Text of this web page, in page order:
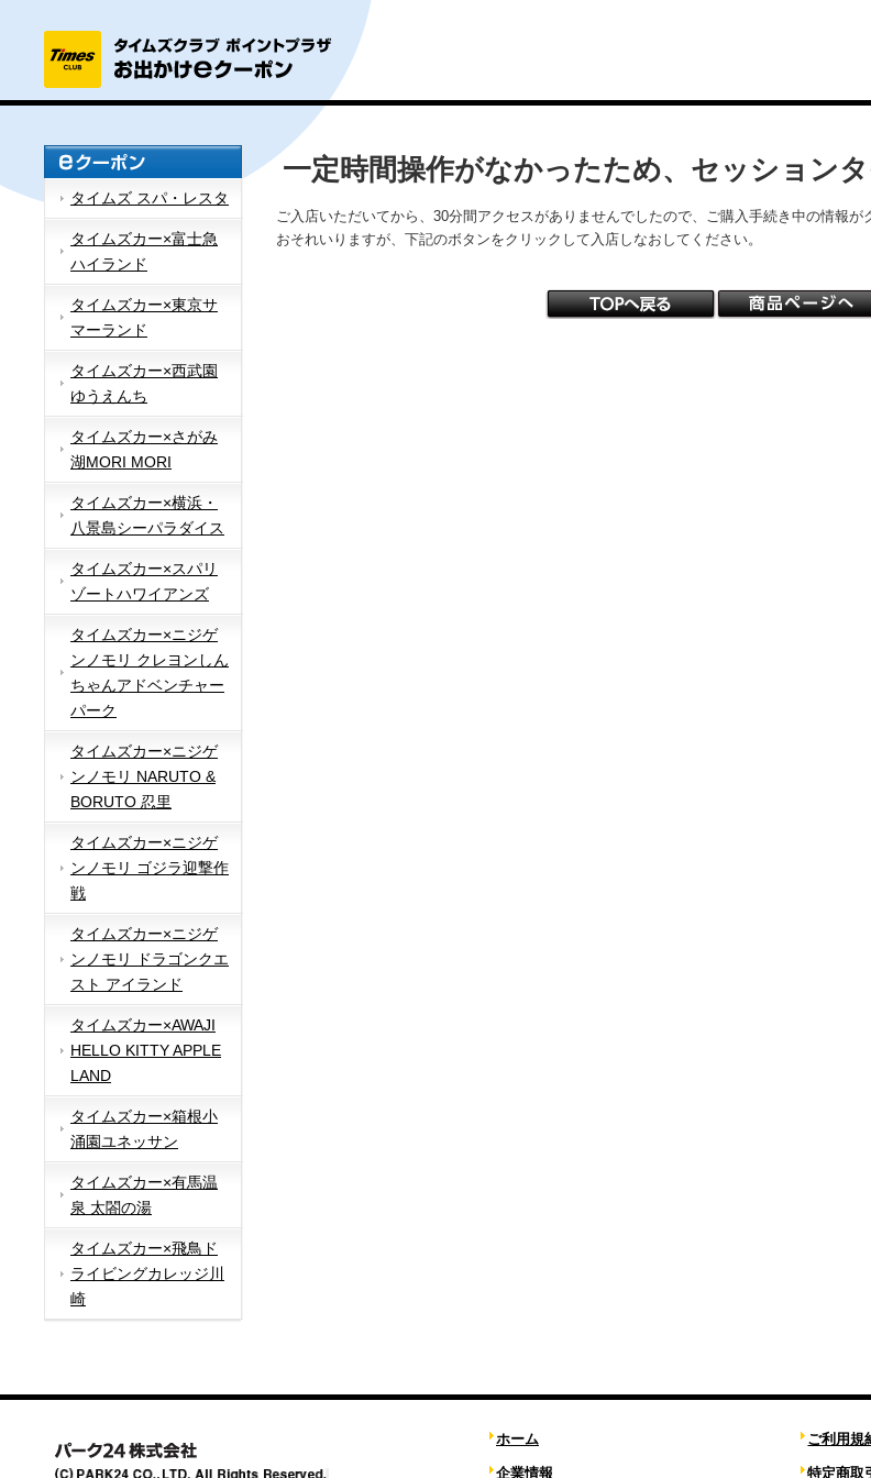
タイムズ スパ・レスタ
タイムズカー×富士急
ハイランド
タイムズカー×東京サ
マーランド
タイムズカー×西武園
ゆうえんち
タイムズカー×さがみ
湖MORI MORI
タイムズカー×横浜・
八景島シーパラダイス
タイムズカー×スパリ
ゾートハワイアンズ
タイムズカー×ニジゲ
ンノモリ クレヨンしん
ちゃんアドベンチャー
パーク
タイムズカー×ニジゲ
ンノモリ NARUTO &
BORUTO 忍里
タイムズカー×ニジゲ
ンノモリ ゴジラ迎撃作
戦
タイムズカー×ニジゲ
ンノモリ ドラゴンクエ
スト アイランド
タイムズカー×AWAJI
HELLO KITTY APPLE
LAND
タイムズカー×箱根小
涌園ユネッサン
タイムズカー×有馬温
泉 太閤の湯
タイムズカー×飛鳥ド
ライビングカレッジ川
崎
一定時間操作がなかったため、セッション
ご入店いただいてから、30分間アクセスがありませんでしたので、ご購入手続き中の情報が
おそれいりますが、下記のボタンをクリックして入店しなおしてください。
ホーム
企業情報
ご利用規
特定商取